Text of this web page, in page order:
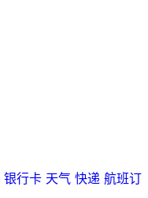
银行卡 天气 快递 航班订